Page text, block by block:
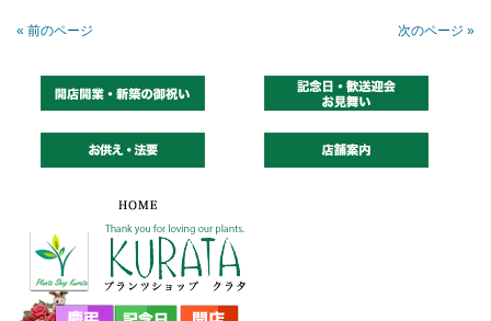
« 前のページ 次のページ »